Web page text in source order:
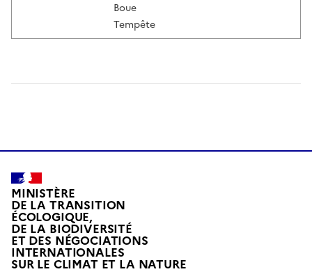
Boue
Tempête
MINISTÈRE
DE LA TRANSITION
ÉCOLOGIQUE,
DE LA BIODIVERSITÉ
ET DES NÉGOCIATIONS
INTERNATIONALES
SUR LE CLIMAT ET LA NATUREL